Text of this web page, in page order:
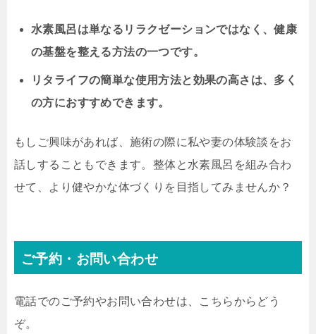
水素風呂は単なるリラクゼーションではなく、健康
の基盤を整える方法の一つです。
リタライフの簡単な使用方法と効果の高さは、多く
の方におすすめできます。
もしご興味があれば、施術の際に私や妻の体験談をお
話しすることもできます。整体と水素風呂を組み合わ
せて、より健やかな体づくりを目指してみませんか？
ご予約・お問い合わせ
電話でのご予約やお問い合わせは、こちらからどう
ぞ。